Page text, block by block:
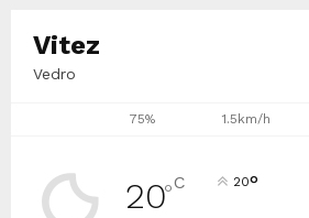
Vitez
Vedro
75% 1.5km/h
20°C 20°